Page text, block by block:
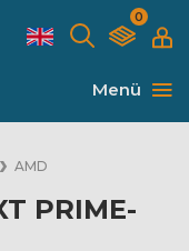
0
Menü
AMD
PRIME-